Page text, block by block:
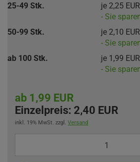
25-49 Stk.
je 2,25 EUR
- Sie
50-99 Stk.
je 2,10 EUR
- Sie
ab 100 Stk.
je 1,99 EUR
- Sie
ab 1,99 EUR
Einzelpreis: 2,40 EUR
inkl. 19% MwSt. zzgl. Versand